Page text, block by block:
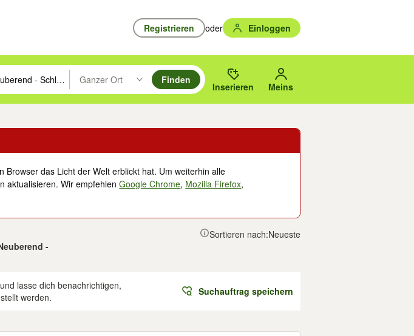
Registrieren oder Einloggen
den Pfeiltasten nach oben/unten durchsuchen und mit Eingabetaste auswählen.
Ort eingeben. Eingabetaste drücken um zu suchen, oder Vorschläge mit den Pfeiltasten nach oben/
Ganzer Ort
Suche im Umkreis des gewählten Orts oder PLZ.
Finden
Inserieren Meins
das Licht der Welt erblickt hat. Um weiterhin alle
aktualisieren. Wir empfehlenGoogle Chrome, Mozilla Firefox,
-
Sortieren nach:Neueste
lasse dich benachrichtigen,
werden.
Suchauftrag speichern